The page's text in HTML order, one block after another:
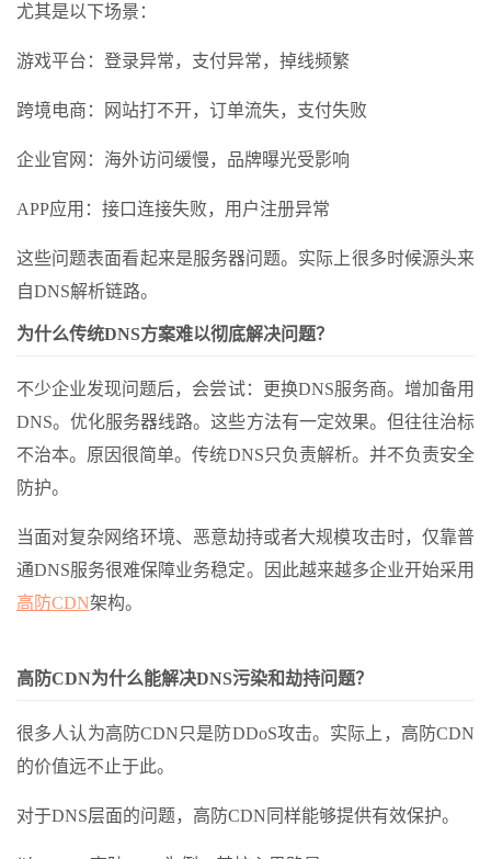
尤其是以下场景：
游戏平台：登录异常，支付异常，掉线频繁
跨境电商：网站打不开，订单流失，支付失败
企业官网：海外访问缓慢，品牌曝光受影响
APP应用：接口连接失败，用户注册异常
这些问题表面看起来是服务器问题。实际上很多时候源头来
自DNS解析链路。
为什么传统DNS方案难以彻底解决问题？
不少企业发现问题后，会尝试：更换DNS服务商。增加备用
DNS。优化服务器线路。这些方法有一定效果。但往往治标
不治本。原因很简单。传统DNS只负责解析。并不负责安全
防护。
当面对复杂网络环境、恶意劫持或者大规模攻击时，仅靠普
通DNS服务很难保障业务稳定。因此越来越多企业开始采用
高防CDN架构。
高防CDN为什么能解决DNS污染和劫持问题？
很多人认为高防CDN只是防DDoS攻击。实际上，高防CDN
的价值远不止于此。
对于DNS层面的问题，高防CDN同样能够提供有效保护。